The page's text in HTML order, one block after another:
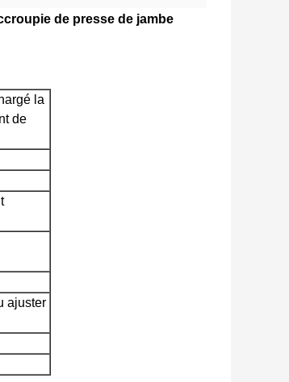
de presse de jambe
la
de
ajuster